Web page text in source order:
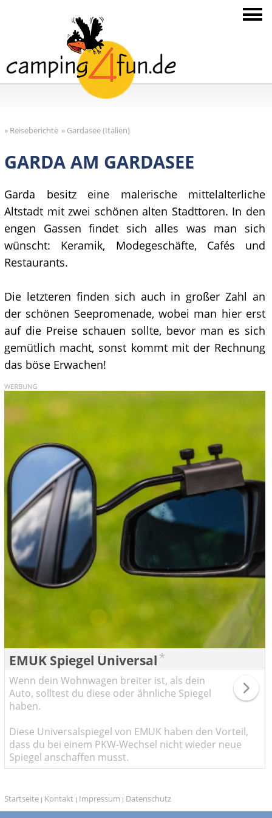
» Reiseberichte » Gardasee (Italien)
GARDA AM GARDASEE
Garda besitz eine malerische mittelalterliche
Altstadt mit zwei schönen alten Stadttoren. In den
engen Gassen findet sich alles was man sich
wünscht: Keramik, Modegeschäfte, Cafés und
Restaurants.
Die letzteren finden sich auch in großer Zahl an
der schönen Seepromenade, wobei man hier erst
auf die Preise schauen sollte, bevor man es sich
gemütlich macht, sonst kommt mit der Rechnung
das böse Erwachen!
EMUK Spiegel Universal *
Wenn dein Wohnwagen breiter ist, als dein
Auto, solltest du diese oder ähnliche Spiegel
haben.
Diese Universalspiegel von EMUK haben den Vorteil,
dass du bei einem PKW-Wechsel nicht wieder neue
Spiegel anschaffen musst.
Startseite | Kontakt | Impressum | Datenschutz